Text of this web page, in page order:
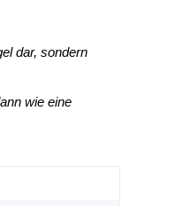
dar, sondern
wie eine